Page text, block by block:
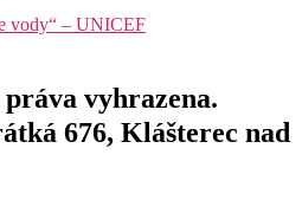
vody“ – UNICEF
vyhrazena.
676, Klášterec nad